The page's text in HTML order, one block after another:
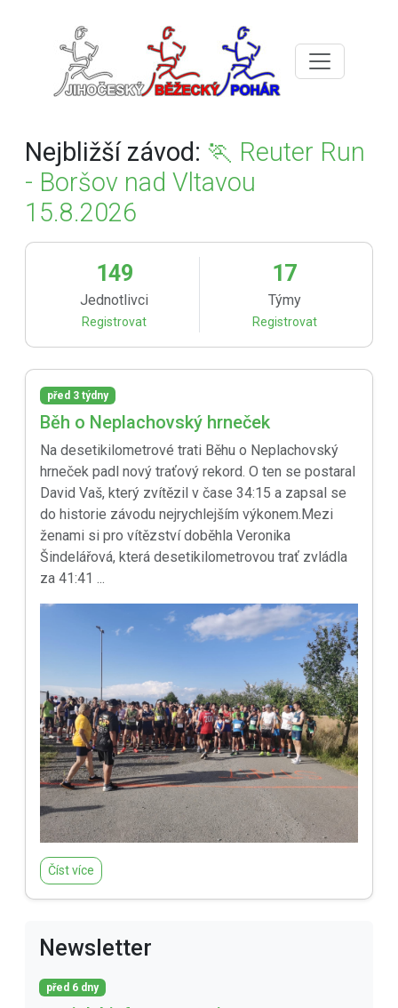
Nejbližší závod: 🏃‍ Reuter Run
- Boršov nad Vltavou
15.8.2026
149
Jednotlivci
Registrovat
17
Týmy
Registrovat
před 3 týdny
Běh o Neplachovský hrneček
Na desetikilometrové trati Běhu o Neplachovský
hrneček padl nový traťový rekord. O ten se postaral
David Vaš, který zvítězil v čase 34:15 a zapsal se
do historie závodu nejrychlejším výkonem.Mezi
ženami si pro vítězství doběhla Veronika
Šindelářová, která desetikilometrovou trať zvládla
za 41:41 ...
Číst více
Newsletter
před 6 dny